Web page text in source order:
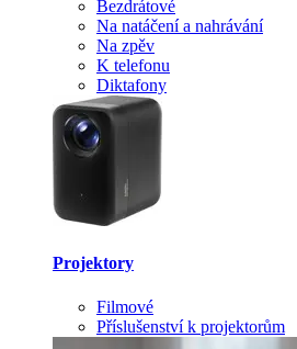
Bezdrátové
Na natáčení a nahrávání
Na zpěv
K telefonu
Diktafony
Projektory
Filmové
Příslušenství k projektorům